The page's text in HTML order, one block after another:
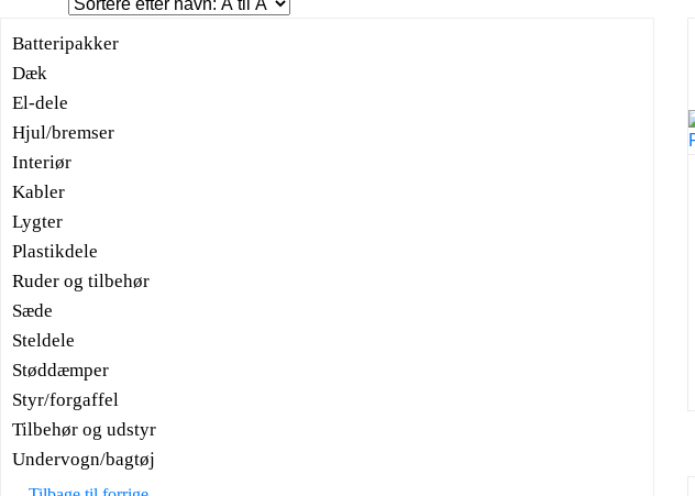
Batteripakker
Dæk
El-dele
Hjul/bremser
Interiør
Kabler
Lygter
Plastikdele
Ruder og tilbehør
Sæde
Steldele
Støddæmper
Styr/forgaffel
Tilbehør og udstyr
Undervogn/bagtøj